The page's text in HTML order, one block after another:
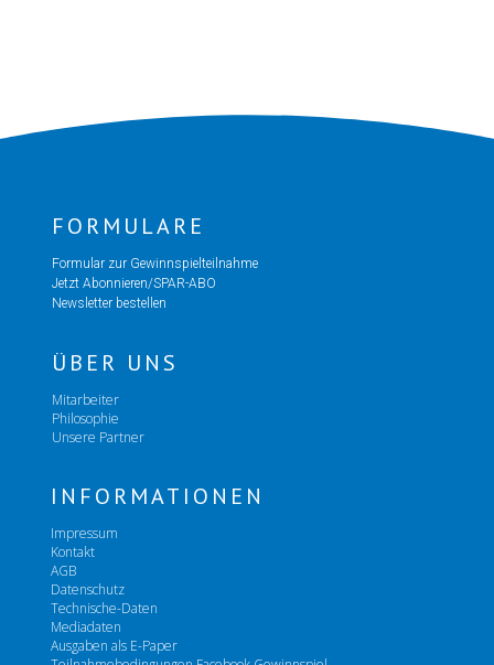
FORMULARE
Formular zur Gewinnspielteilnahme
Jetzt Abonnieren/SPAR-ABO
Newsletter bestellen
ÜBER UNS
Mitarbeiter
Philosophie
Unsere Partner
INFORMATIONEN
Impressum
Kontakt
AGB
Datenschutz
Technische-Daten
Mediadaten
Ausgaben als E-Paper